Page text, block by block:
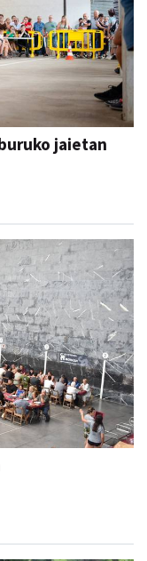
jaietan